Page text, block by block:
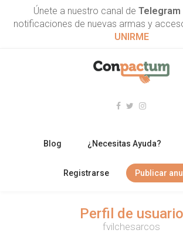
Únete a nuestro canal de Telegram
notificaciones de nuevas armas y
UNIRME
Blog ¿Necesitas Ayuda?
Registrarse Publicar
Perfil de usuario
fvilchesarcos